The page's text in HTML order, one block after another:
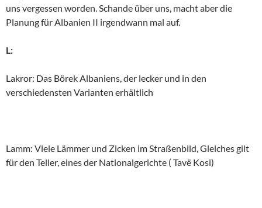
uns vergessen worden. Schande über uns, macht aber die
Planung für Albanien II irgendwann mal auf.
L:
Lakror: Das Börek Albaniens, der lecker und in den
verschiedensten Varianten erhältlich
Lamm: Viele Lämmer und Zicken im Straßenbild, Gleiches gilt
für den Teller, eines der Nationalgerichte ( Tavë Kosi)